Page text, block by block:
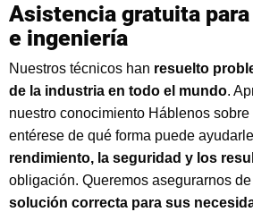
Asistencia gratuita
e ingeniería
Nuestros técnicos han resuelto
de la industria en todo el mundo.
nuestro conocimiento Háblenos
entérese de qué forma puede
rendimiento, la seguridad y los
obligación. Queremos asegurarnos
solución correcta para sus